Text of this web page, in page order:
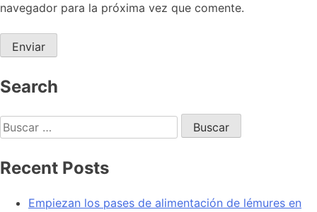
navegador para la próxima vez que comente.
Search
Recent Posts
Empiezan los pases de alimentación de lémures en